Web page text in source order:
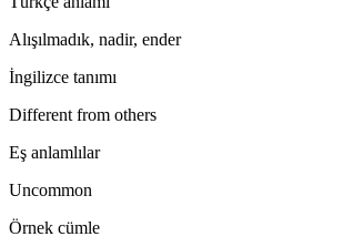
Alışılmadık, nadir, ender
İngilizce tanımı
Different from others
Eş anlamlılar
Uncommon
Örnek cümle